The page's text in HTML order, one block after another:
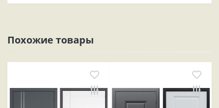
Похожие товары